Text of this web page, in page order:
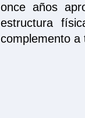
once años
estructura
complemento a